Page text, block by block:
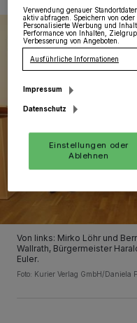
Von links: Mirko Löhr und
Wallrath, Bürgermeister
Euler.
Foto: Kurier Verlag GmbH/Daniela
Verwendung genauer
aktiv abfragen. Speichern von
Personalisierte Werbung und
Performance von Inhalten,
Verbesserung von Angeboten.
Ausführliche Informationen
Impressum
Datenschutz
Einstellungen oder
Ablehnen